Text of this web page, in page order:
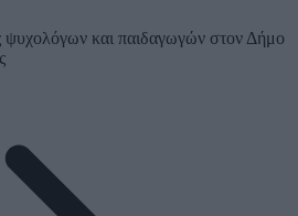
και παιδαγωγών στον Δήμο